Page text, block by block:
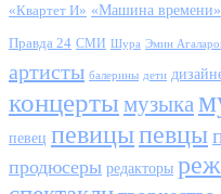
«Квартет И» «Машина времени»
Правда 24 СМИ Шура Эмин
артисты балерины дети
концерты музыка
певец певицыпевцы
продюсеры редакторы